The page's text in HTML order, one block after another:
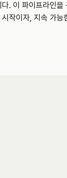
. 이 파이프라인을
작이자, 지속 가능